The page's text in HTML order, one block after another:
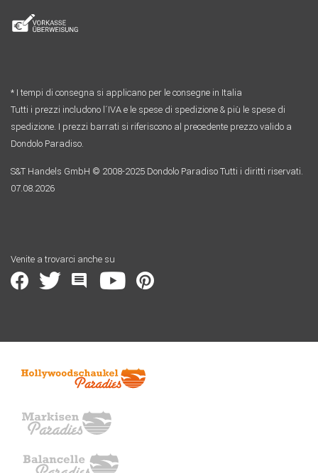
* I tempi di consegna si applicano per le consegne in Italia
Tutti i prezzi includono l´IVA e le spese di spedizione & più le spese di
spedizione. I prezzi barrati si riferiscono al precedente prezzo valido a
Dondolo Paradiso.
S&T Handels GmbH © 2008-2025 Dondolo Paradiso Tutti i diritti riservati.
07.08.2026
Venite a trovarci anche su